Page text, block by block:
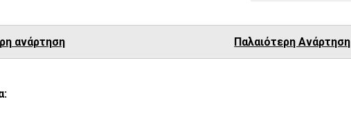
ανάρτηση Παλαιότερη Ανάρτηση